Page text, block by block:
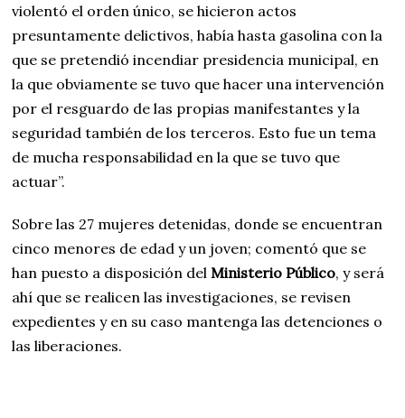
violentó el orden único, se hicieron actos
presuntamente delictivos, había hasta gasolina con la
que se pretendió incendiar presidencia municipal, en
la que obviamente se tuvo que hacer una intervención
por el resguardo de las propias manifestantes y la
seguridad también de los terceros. Esto fue un tema
de mucha responsabilidad en la que se tuvo que
actuar”.
Sobre las 27 mujeres detenidas, donde se encuentran
cinco menores de edad y un joven; comentó que se
han puesto a disposición del Ministerio Público, y será
ahí que se realicen las investigaciones, se revisen
expedientes y en su caso mantenga las detenciones o
las liberaciones.